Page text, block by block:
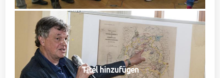
Titel hinzufügen